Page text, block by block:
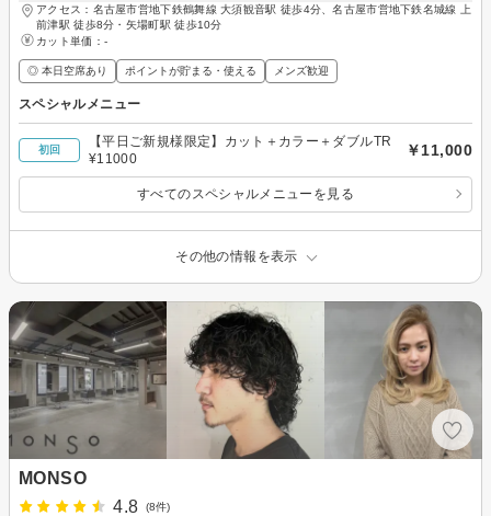
アクセス：名古屋市営地下鉄鶴舞線 大須観音駅 徒歩4分、名古屋市営地下鉄名城線 上
前津駅 徒歩8分・矢場町駅 徒歩10分
カット単価： -
◎ 本日空席あり ポイントが貯まる・使える メンズ歓迎
スペシャルメニュー
初回
【平日ご新規様限定】カット＋カラー＋ダブルTR
¥11000
￥11,000
すべてのスペシャルメニューを見る
その他の情報を表示
MONSO
4.8
(8件)